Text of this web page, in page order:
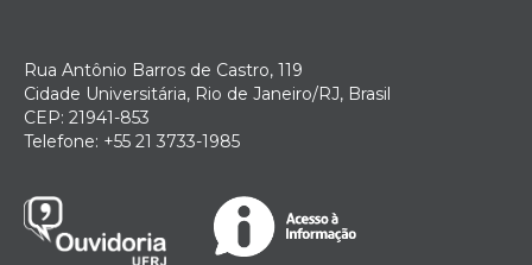
Rua Antônio Barros de Castro, 119
Cidade Universitária, Rio de Janeiro/RJ, Brasil
CEP: 21941-853
Telefone: +55 21 3733-1985